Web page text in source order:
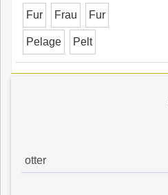
Fur Frau Fur
Pelage Pelt
otter